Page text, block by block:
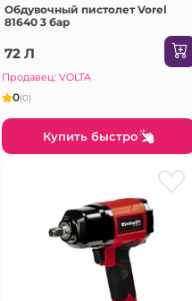
Обдувочный пистолет Vorel
81640 3 бар
72 Л
Продавец: VOLTA
0(0)
Купить быстро